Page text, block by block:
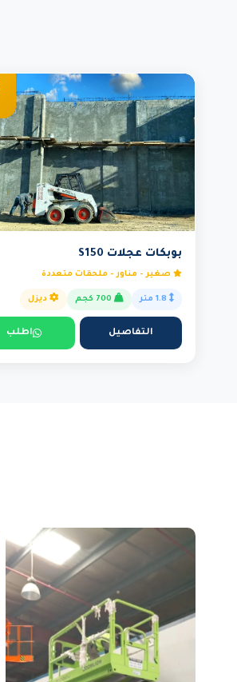
بوبكات عجلات S150
صغير - مناور - ملحقات متعددة
ديزل
التفاصيل اطلب